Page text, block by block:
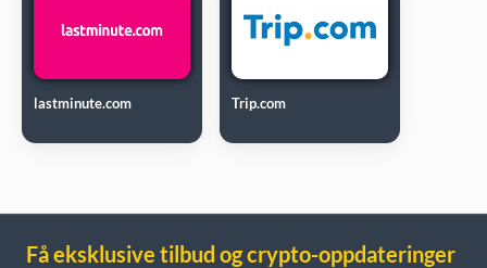
lastminute.com Trip.com
Få eksklusive tilbud og crypto-oppdateringer